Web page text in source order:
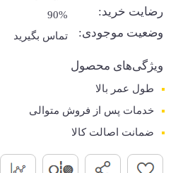
رضایت خرید: 90%
وضعیت موجودی: تماس بگیرید
ویژگی‌های محصول
طول عمر بالا
خدمات پس از فروش متوالی
ضمانت اصالت کالا